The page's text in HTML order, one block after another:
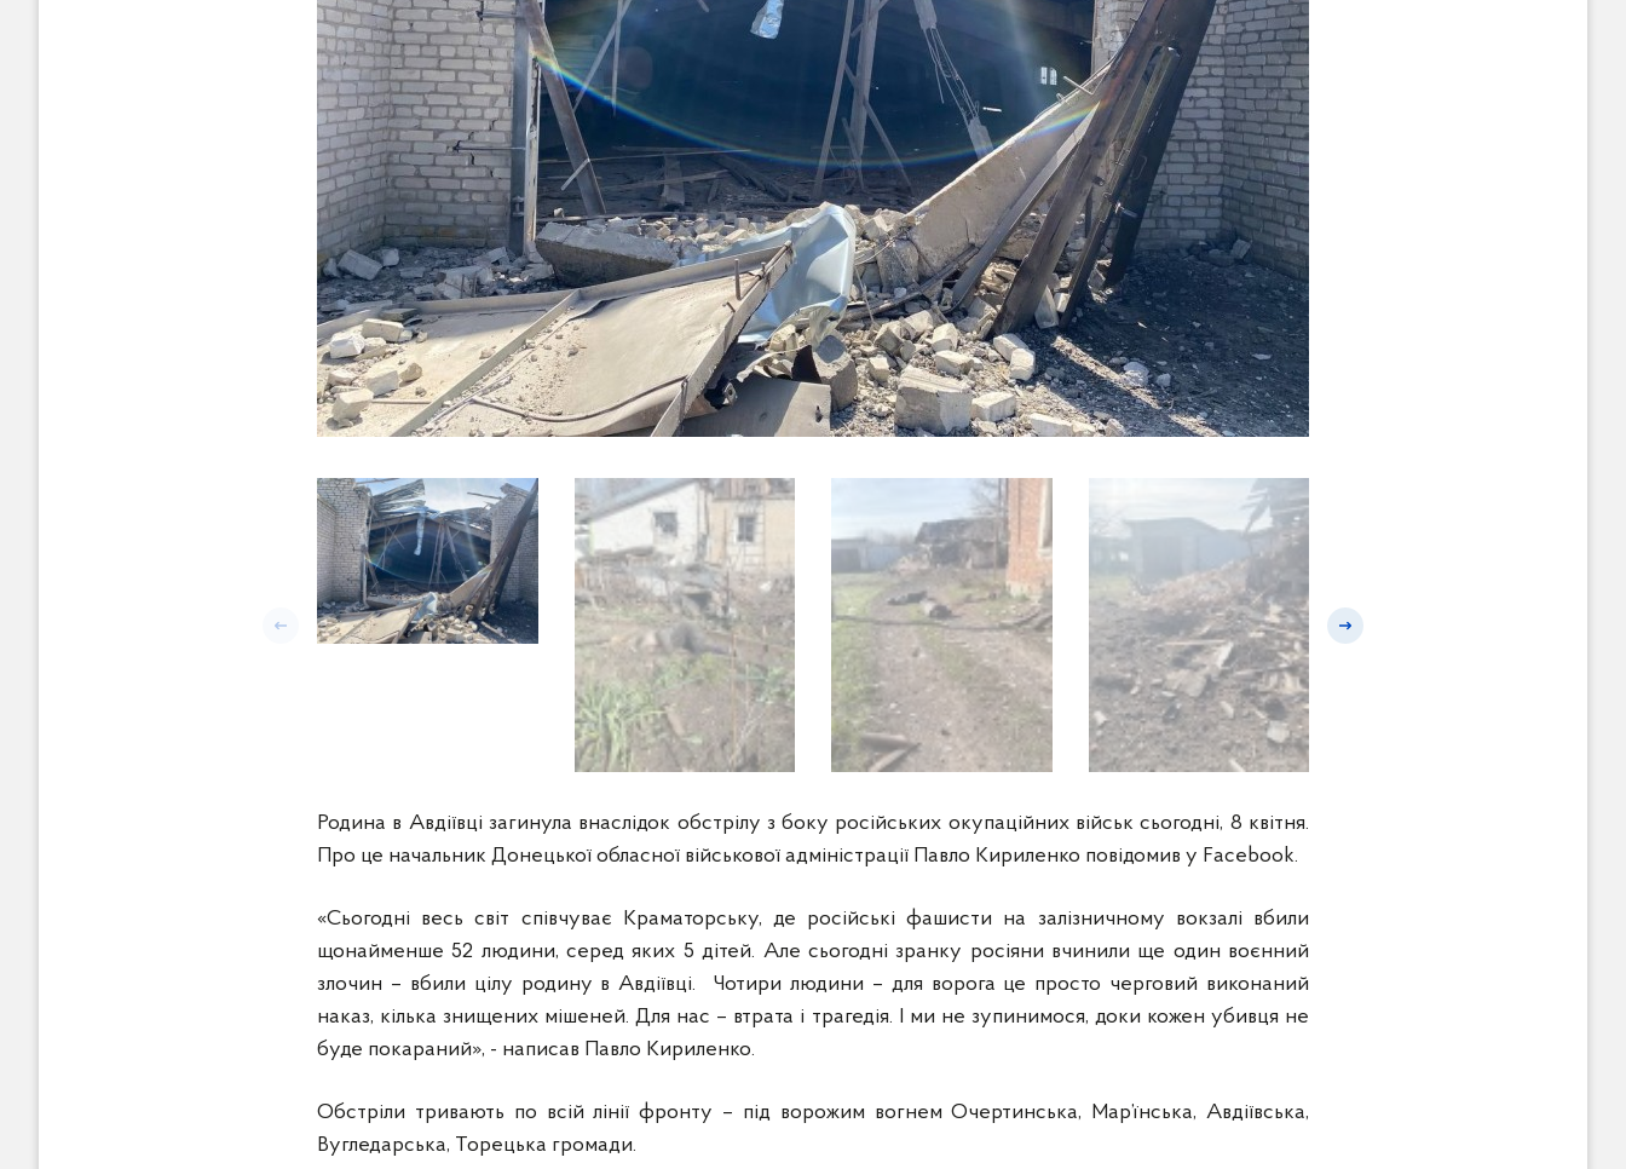
Попередній слайд Наступний слайд
Родина в Авдіївці загинула внаслідок обстрілу з боку російських окупаційних військ сьогодні, 8 квітня.
Про це начальник Донецької обласної військової адміністрації Павло Кириленко повідомив у Facebook.
«Сьогодні весь світ співчуває Краматорську, де російські фашисти на залізничному вокзалі вбили
щонайменше 52 людини, серед яких 5 дітей. Але сьогодні зранку росіяни вчинили ще один воєнний
злочин – вбили цілу родину в Авдіївці. Чотири людини – для ворога це просто черговий виконаний
наказ, кілька знищених мішеней. Для нас – втрата і трагедія. І ми не зупинимося, доки кожен убивця не
буде покараний», - написав Павло Кириленко.
Обстріли тривають по всій лінії фронту – під ворожим вогнем Очертинська, Мар’їнська, Авдіївська,
Вугледарська, Торецька громади.